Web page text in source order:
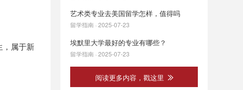
，属于新
艺术类专业去美国留学怎样，值得吗
留学指南 · 2025-07-23
埃默里大学最好的专业有哪些？
留学指南 · 2025-07-23
阅读更多内容，戳这里